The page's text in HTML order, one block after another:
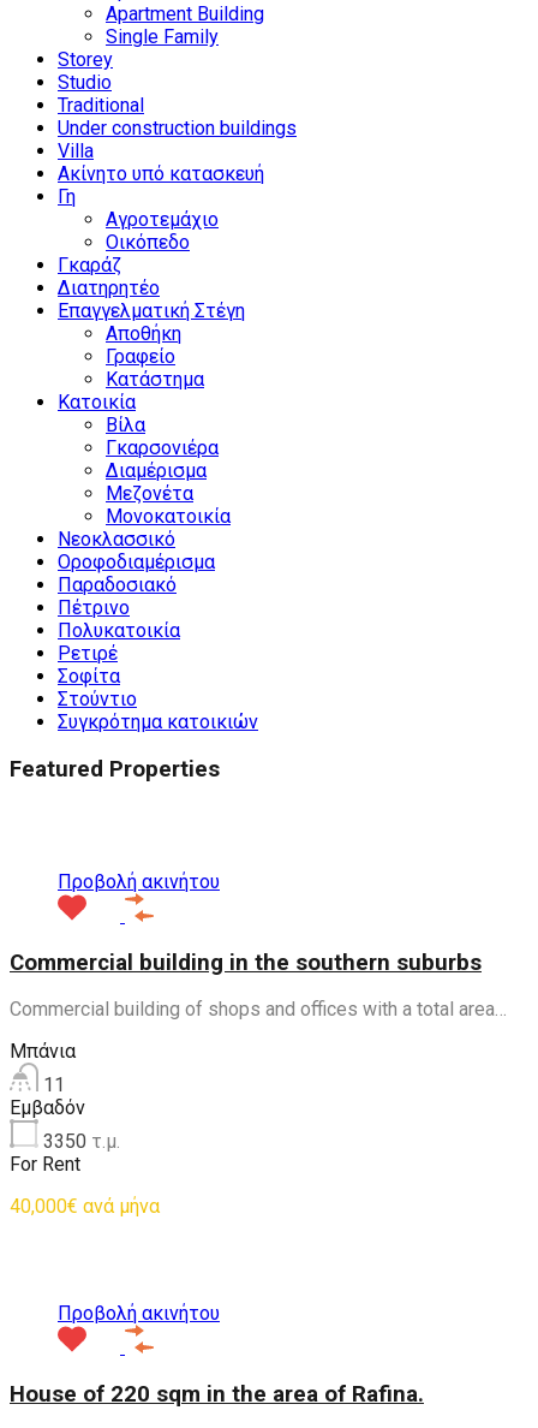
Apartment Building
Single Family
Storey
Studio
Traditional
Under construction buildings
Villa
Ακίνητο υπό κατασκευή
Γη
Αγροτεμάχιο
Οικόπεδο
Γκαράζ
Διατηρητέο
Επαγγελματική Στέγη
Αποθήκη
Γραφείο
Κατάστημα
Κατοικία
Βίλα
Γκαρσονιέρα
Διαμέρισμα
Μεζονέτα
Μονοκατοικία
Νεοκλασσικό
Οροφοδιαμέρισμα
Παραδοσιακό
Πέτρινο
Πολυκατοικία
Ρετιρέ
Σοφίτα
Στούντιο
Συγκρότημα κατοικιών
Featured Properties
Προβολή ακινήτου
Commercial building in the southern suburbs
Commercial building of shops and offices with a total area…
Μπάνια
11
Εμβαδόν
3350 τ.μ.
For Rent
40,000€ ανά μήνα
Προβολή ακινήτου
House of 220 sqm in the area of Rafina.